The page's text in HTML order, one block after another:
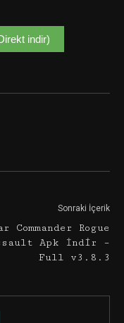
indir)
Sonraki İçerik
Commander Rogue
Apk İndir –
Full v3.8.3